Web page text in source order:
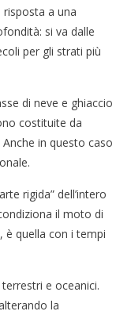
a una
si va dalle
per gli strati più
di neve e ghiaccio
costituite da
in questo caso
rigida” dell’intero
il moto di
è quella con i tempi
e oceanici.
la